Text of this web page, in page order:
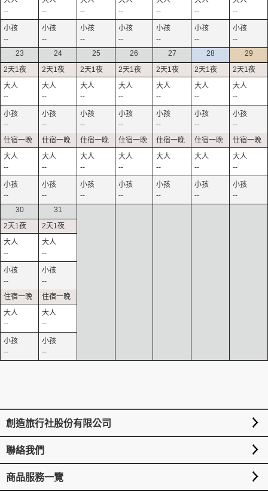
--
--
--
--
--
--
--
--
--
--
--
--
--
--
23
--
--
--
--
24
--
--
--
--
25
--
--
--
--
26
--
--
--
--
27
--
--
--
--
28
--
--
--
--
29
--
--
--
--
30
--
--
--
--
31
--
--
--
--
創造旅行社股份有限公司
聯絡我們
商品服務一覽